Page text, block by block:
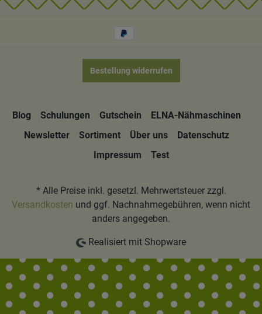
Bestellung widerrufen
Blog Schulungen Gutschein
ELNA-Nähmaschinen
Newsletter
Sortiment Über uns
Datenschutz
Impressum
Test
* Alle Preise inkl. gesetzl. Mehrwertsteuer zzgl.
Versandkosten und ggf. Nachnahmegebühren, wenn nicht
anders angegeben.
Realisiert mit Shopware